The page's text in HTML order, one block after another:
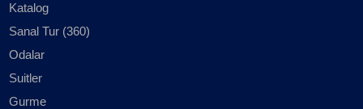
Katalog
Sanal Tur (360)
Odalar
Suitler
Gurme